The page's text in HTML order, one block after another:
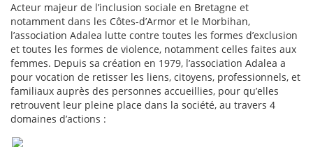
Acteur majeur de l’inclusion sociale en Bretagne et
notamment dans les Côtes-d’Armor et le Morbihan,
l’association Adalea lutte contre toutes les formes d’exclusion
et toutes les formes de violence, notamment celles faites aux
femmes. Depuis sa création en 1979, l’association Adalea a
pour vocation de retisser les liens, citoyens, professionnels, et
familiaux auprès des personnes accueillies, pour qu’elles
retrouvent leur pleine place dans la société, au travers 4
domaines d’actions :